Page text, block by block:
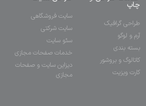
چاپ
طراحی گرافیک
آرم و لوگو
بسته بندی
کاتالوگ و بروشور
کارت ویزیت
سایت فروشگاهی
سایت شرکتی
سئو سایت
خدمات صفحات مجازی
دیزاین سایت و صفحات
مجازی